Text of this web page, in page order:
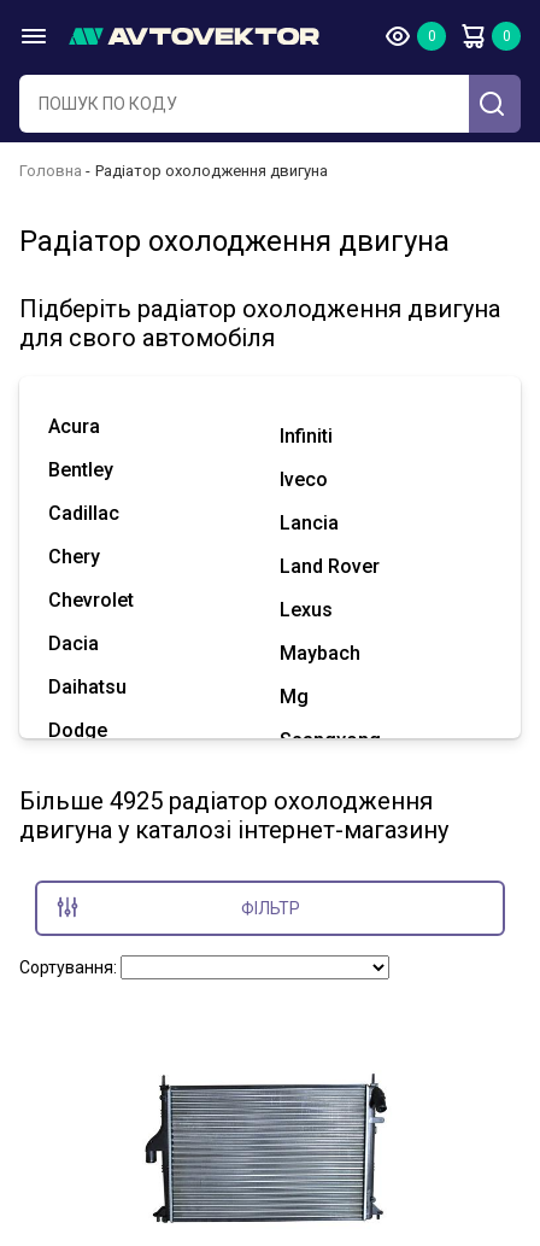
Головна Радіатор охолодження двигуна
Радіатор охолодження двигуна
Підберіть радіатор охолодження двигуна
для свого автомобіля
Acura
Bentley
Cadillac
Chery
Chevrolet
Dacia
Daihatsu
Dodge
Great Wall
Hummer
Infiniti
Iveco
Lancia
Land Rover
Lexus
Maybach
Mg
Ssangyong
Tesla
Показати всі марки
Більше 4925 радіатор охолодження
двигуна у каталозі інтернет-магазину
ФІЛЬТР
Сортування: